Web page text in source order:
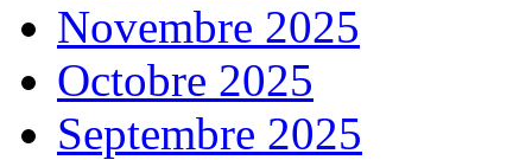
Novembre 2025
Octobre 2025
Septembre 2025